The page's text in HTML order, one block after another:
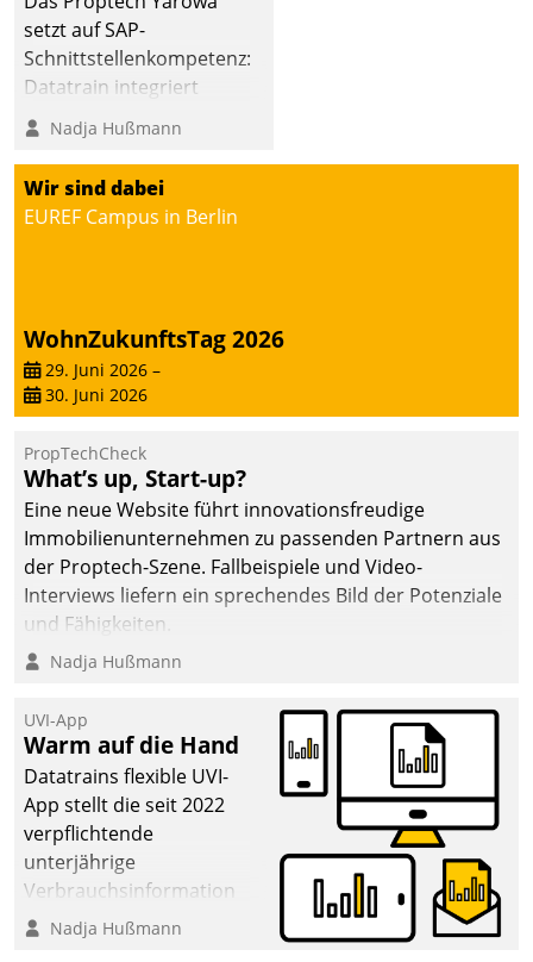
Dialogführung ermöglicht
dem externen
Serviceteam, Anrufe von
Mietenden zügiger und
effizienter zu bearbeiten.
setzt auf SAP-
Schnittstellenkompetenz:
Datatrain integriert
Yarowas Portal zur
Vergabe und Verwaltung
von Aufträgen der
operativen
Instandhaltung in die
– und beschleunigt damit
den Weg vom
Mieteranliegen zum
Nadja Hußmann
Wir sind dabei
EUREF Campus in Berlin
WohnZukunftsTag 2026
29. Juni 2026 –
30. Juni 2026
PropTechCheck
What’s up, Start-up?
Eine neue Website führt innovationsfreudige
Immobilienunternehmen zu passenden Partnern aus
der Proptech-Szene. Fallbeispiele und Video-
Interviews liefern ein sprechendes Bild der Potenziale
und Fähigkeiten.
Nadja Hußmann
UVI-App
Warm auf die Hand
Datatrains flexible UVI-
App stellt die seit 2022
verpflichtende
unterjährige
Verbrauchsinformation
schnell, zuverlässig und
Nadja Hußmann